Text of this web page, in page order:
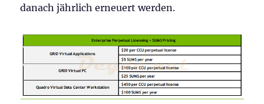
danach jährlich erneuert werden.